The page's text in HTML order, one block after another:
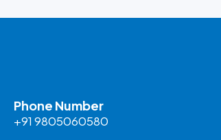
Phone Number
+91 9805060580